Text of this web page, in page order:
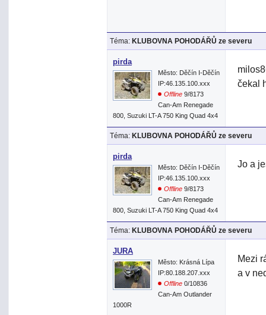
Téma: KLUBOVNA POHODÁŘŮ ze severu
pirda
Město: Děčín I-Děčín
IP:46.135.100.xxx
Offline 9/8173
Can-Am Renegade
800, Suzuki LT-A 750 King Quad 4x4
čekal
Téma: KLUBOVNA POHODÁŘŮ ze severu
pirda
Město: Děčín I-Děčín
IP:46.135.100.xxx
Offline 9/8173
Can-Am Renegade
800, Suzuki LT-A 750 King Quad 4x4
Jo a
Téma: KLUBOVNA POHODÁŘŮ ze severu
JURA
Město: Krásná Lípa
IP:80.188.207.xxx
Offline 0/10836
Can-Am Outlander
1000R
Mezi
a v